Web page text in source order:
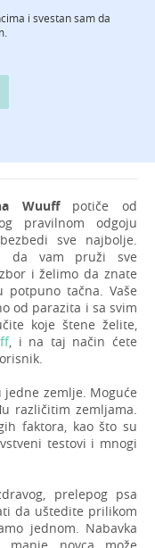
i svestan sam da
Wuuffpotiče od
pravilnom odgoju
sve najbolje.
da vam pruži sve
i želimo da znate
tačna. Vaše
od parazita i sa svim
koje štene želite,
, i na taj način ćete
zemlje. Moguće
različitim zemljama.
faktora, kao što su
testovi i mnogi
prelepog psa
da uštedite prilikom
jednom. Nabavka
manje novca može